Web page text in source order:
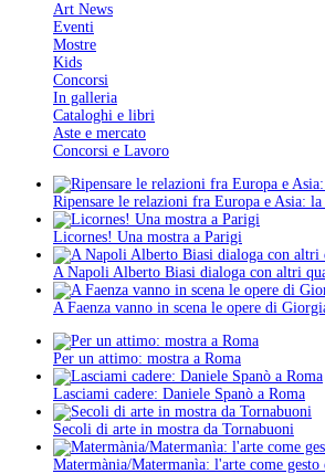
Art News
Eventi
Mostre
Kids
Concorsi
In galleria
Cataloghi e libri
Aste e mercato
Concorsi e Lavoro
Ripensare le relazioni fra Europa e Asia:
Licornes! Una mostra a Parigi
A Napoli Alberto Biasi dialoga con altri
A Faenza vanno in scena le opere di
Per un attimo: mostra a Roma
Lasciami cadere: Daniele Spanò a Roma
Secoli di arte in mostra da Tornabuoni
Matermània/Matermanìa: l'arte come